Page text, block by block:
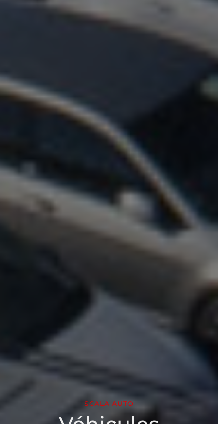
SCALA AUTO